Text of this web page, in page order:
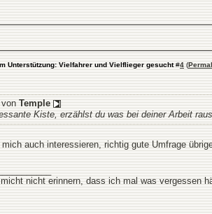
Unterstützung: Vielfahrer und Vielflieger gesucht#4 (
Temple
Kiste, erzählst du was bei deiner Arbeit
auch interessieren, richtig gute Umfrage
micht nicht erinnern, dass ich mal was vergessen